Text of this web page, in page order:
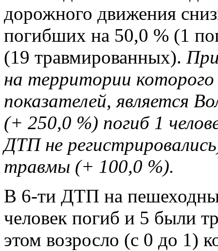
дорожного движения
погибших на 50,0 % (1
(19 травмированных).
на территории которого
показателей, является
(+ 250,0 %) погиб 1
ДТП не
травмы (+ 100,0 %).
В 6-ти ДТП на
человек погиб и 5 были
этом возросло (с 0 до 1)